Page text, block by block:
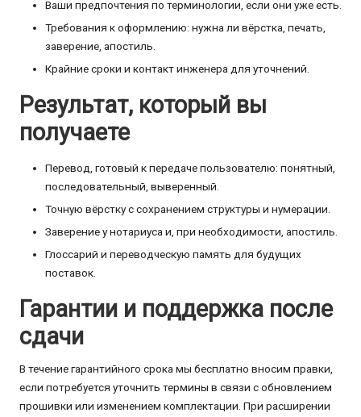
Ваши предпочтения по терминологии, если они уже есть.
Требования к оформлению: нужна ли вёрстка, печать,
заверение, апостиль.
Крайние сроки и контакт инженера для уточнений.
Результат, который вы
получаете
Перевод, готовый к передаче пользователю: понятный,
последовательный, выверенный.
Точную вёрстку с сохранением структуры и нумерации.
Заверение у нотариуса и, при необходимости, апостиль.
Глоссарий и переводческую память для будущих
поставок.
Гарантии и поддержка после
сдачи
В течение гарантийного срока мы бесплатно вносим правки,
если потребуется уточнить термины в связи с обновлением
прошивки или изменением комплектации. При расширении